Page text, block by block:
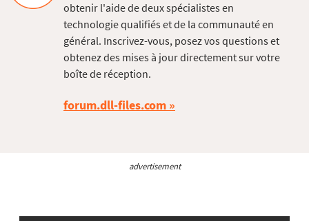
obtenir l'aide de deux spécialistes en
technologie qualifiés et de la communauté en
général. Inscrivez-vous, posez vos questions et
obtenez des mises à jour directement sur votre
boîte de réception.
forum.dll-files.com
advertisement